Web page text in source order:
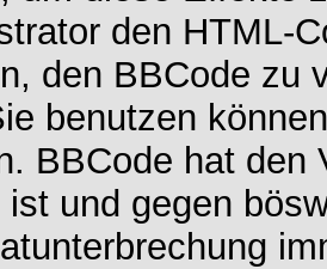
den HTML-
den BBCode zu
benutzen
BBCode hat
ist und gegen